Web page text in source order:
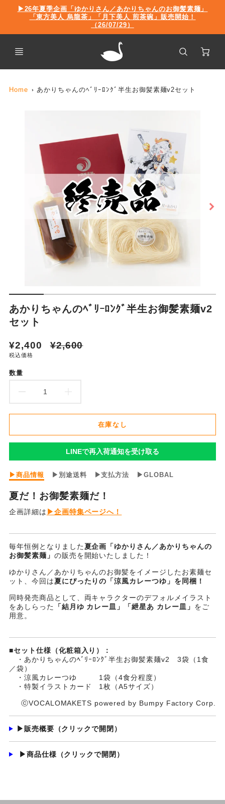
報
▶26年夏季企画「ゆかりさん／あかりちゃんのお御髪素麺」
「東方美人 烏龍茶」「月下美人 煎茶碗」販売開始！
（26/07/29）
Home あかりちゃんのﾍﾞﾘｰﾛﾝｸﾞ半生お御髪素麺v2セット
あかりちゃんのﾍﾞﾘｰﾛﾝｸﾞ半生お御髪素麺v2
セット
セ
ー
ル
¥2,400
通
常
価
¥2,600
税込価格
数量
か
り
ゃ
ん
の
ﾍﾞ
ﾘ
ｰ
ﾛ
ﾝ
ｸﾞ
半
生
お
御
髪
素
麺
か
り
ち
ゃ
ん
の
ﾍﾞ
ﾘ
ｰ
ﾛ
ﾝ
半
生
お
御
髪
素
麺
在庫なし
LINEで再入荷通知を受け取る
あ
り
ゃ
の
ﾍﾞ
ﾘ
ﾛ
ﾝ
ｸﾞ
半
生
御
髪
素
麺
に
つ
▶商品情報 ▶別途送料 ▶支払方法 ▶GLOBAL
夏だ！お御髪素麺だ！
企画詳細は ▶企画特集ページへ！
毎年恒例となりました夏企画「ゆかりさん／あかりちゃんの
お御髪素麺」 の販売を開始いたしました！
ゆかりさん／あかりちゃんのお御髪をイメージしたお素麺セ
ット、今回は夏にぴったりの「涼風カレーつゆ」を同梱！
同時発売商品として、両キャラクターのデフォルメイラスト
をあしらった
「結月ゆ カレー皿」「紲星あ カレー皿」 をご
用意。
■セット仕様（化粧箱入り）：
・あかりちゃんのﾍﾞﾘｰﾛﾝｸﾞ半生お御髪素麺v2 3袋（1食
／袋）
・涼風カレーつゆ 1袋（4食分程度）
・特製イラストカード 1枚（A5サイズ）
ⓒVOCALOMAKETS powered by Bumpy Factory Corp.
▶販売概要（クリックで開閉）
▶商品仕様（クリックで開閉）